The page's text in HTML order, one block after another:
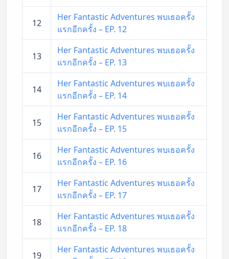
12
Her Fantastic Adventures พบเธอครั้ง
แรกอีกครั้ง – EP. 12
13
Her Fantastic Adventures พบเธอครั้ง
แรกอีกครั้ง – EP. 13
14
Her Fantastic Adventures พบเธอครั้ง
แรกอีกครั้ง – EP. 14
15
Her Fantastic Adventures พบเธอครั้ง
แรกอีกครั้ง – EP. 15
16
Her Fantastic Adventures พบเธอครั้ง
แรกอีกครั้ง – EP. 16
17
Her Fantastic Adventures พบเธอครั้ง
แรกอีกครั้ง – EP. 17
18
Her Fantastic Adventures พบเธอครั้ง
แรกอีกครั้ง – EP. 18
19
Her Fantastic Adventures พบเธอครั้ง